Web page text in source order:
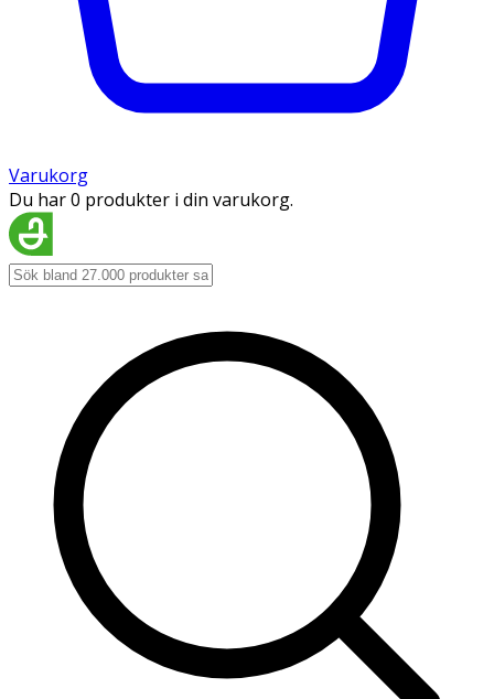
Varukorg
Du har 0 produkter i din varukorg.